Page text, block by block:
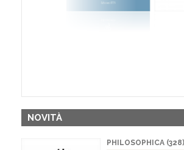
NOVITÀ
PHILOSOPHICA (328)